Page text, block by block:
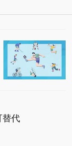
替代